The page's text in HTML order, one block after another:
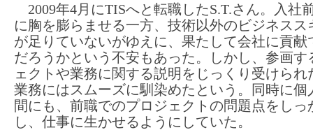
2009年4月にTISへと転職したS.T.さん。入社
に胸を膨らませる一方、技術以外のビジネスス
が足りていないがゆえに、果たして会社に貢献
だろうかという不安もあった。しかし、参画す
ェクトや業務に関する説明をじっくり受けられ
業務にはスムーズに馴染めたという。同時に個
間にも、前職でのプロジェクトの問題点をしっ
し、仕事に生かせるようにしていた。